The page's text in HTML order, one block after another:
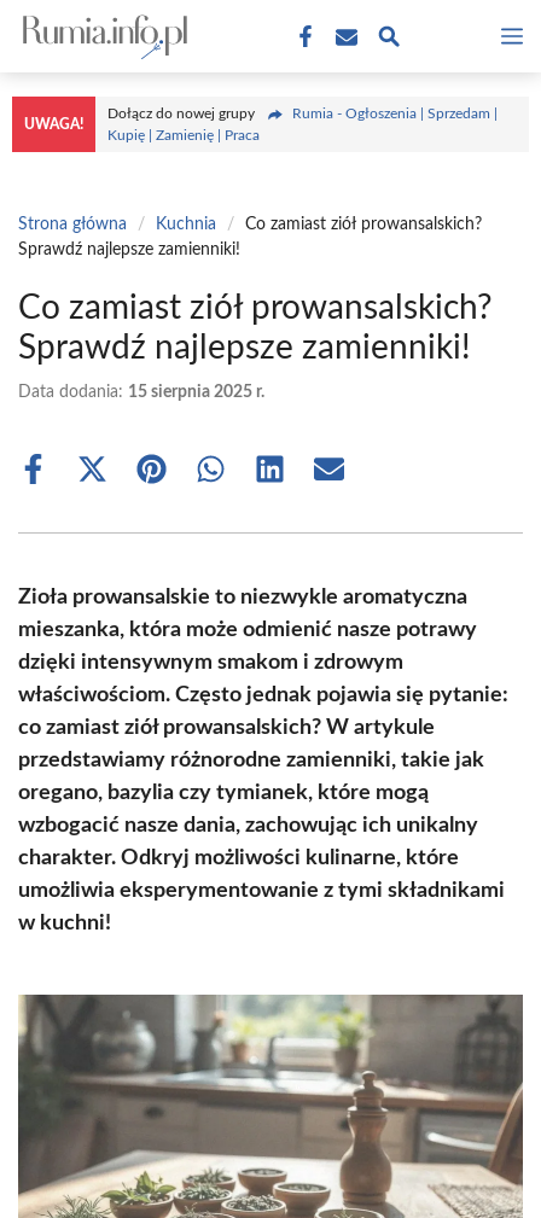
Przejdź
treści
UWAGA!
Dołącz do nowej grupy
Rumia - Ogłoszenia | Sprzedam |
Kupię | Zamienię | Praca
Strona główna / Kuchnia /
Co zamiast ziół prowansalskich?
Sprawdź najlepsze zamienniki!
Co zamiast ziół prowansalskich?
Sprawdź najlepsze zamienniki!
Data dodania: 15 sierpnia 2025 r.
Share
Share
(Twitter)
Share Share Share Share
Zioła prowansalskie to niezwykle aromatyczna
mieszanka, która może odmienić nasze potrawy
dzięki intensywnym smakom i zdrowym
właściwościom. Często jednak pojawia się pytanie:
co zamiast ziół prowansalskich? W artykule
przedstawiamy różnorodne zamienniki, takie jak
oregano, bazylia czy tymianek, które mogą
wzbogacić nasze dania, zachowując ich unikalny
charakter. Odkryj możliwości kulinarne, które
umożliwia eksperymentowanie z tymi składnikami
w kuchni!